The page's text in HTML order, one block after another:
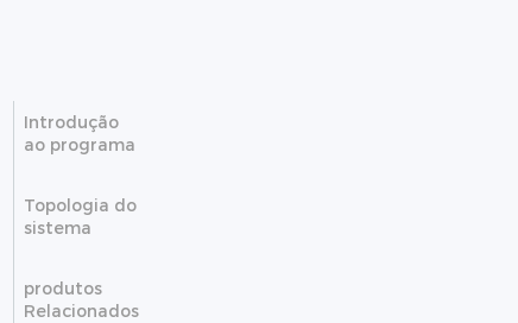
Introdução
ao programa
Topologia do
sistema
produtos
Relacionados